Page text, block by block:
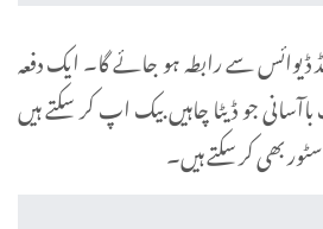
ڈیوائس سے رابطہ ہو جائے گا۔ ایک دفعہ
جو ڈیٹا چاہیں بیک اپ کر سکتے ہیں
بھی کر سکتے ہیں۔